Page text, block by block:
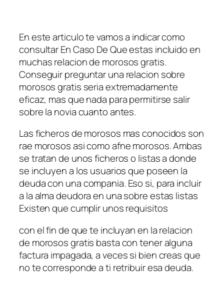
En este articulo te vamos a indicar como
consultar En Caso De Que estas incluido en
muchas relacion de morosos gratis.
Conseguir preguntar una relacion sobre
morosos gratis seri­a extremadamente
eficaz, mas que nada para permitirse salir
sobre la novia cuanto antes.
Las ficheros de morosos mas conocidos son
rae morosos asi­ como afne morosos. Ambas
se tratan de unos ficheros o listas a donde
se incluyen a los usuarios que poseen la
deuda con una compania. Eso si, para incluir
a la alma deudora en una sobre estas listas
Existen que cumplir unos requisitos
con el fin de que te incluyan en la relacion
de morosos gratis basta con tener alguna
factura impagada, a veces si bien creas que
no te corresponde a ti retribuir esa deuda.